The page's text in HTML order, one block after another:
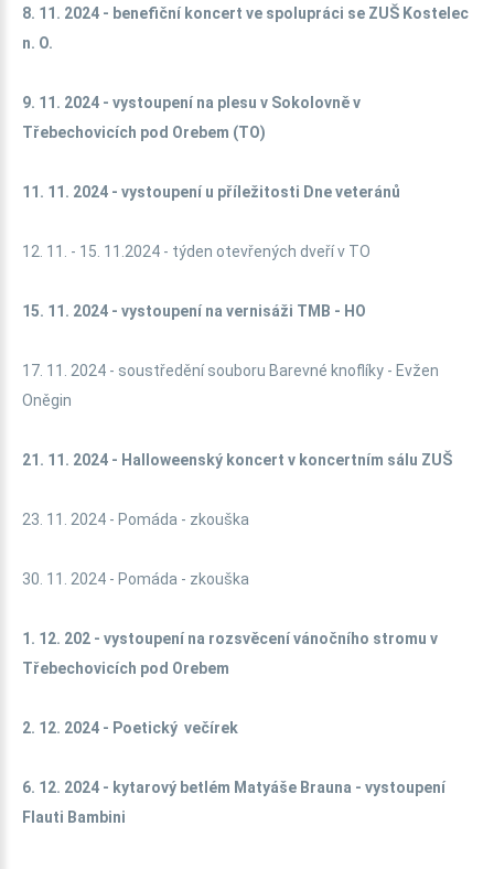
8. 11. 2024 - benefiční koncert ve spolupráci se ZUŠ Kostelec
n. O.
9. 11. 2024 - vystoupení na plesu v Sokolovně v
Třebechovicích pod Orebem (TO)
11. 11. 2024 - vystoupení u příležitosti Dne veteránů
12. 11. - 15. 11.2024 - týden otevřených dveří v TO
15. 11. 2024 - vystoupení na vernisáži TMB - HO
17. 11. 2024 - soustředění souboru Barevné knoflíky - Evžen
Oněgin
21. 11. 2024 - Halloweenský koncert v koncertním sálu ZUŠ
23. 11. 2024 - Pomáda - zkouška
30. 11. 2024 - Pomáda - zkouška
1. 12. 202 - vystoupení na rozsvěcení vánočního stromu v
Třebechovicích pod Orebem
2. 12. 2024 - Poetický večírek
6. 12. 2024 - kytarový betlém Matyáše Brauna - vystoupení
Flauti Bambini